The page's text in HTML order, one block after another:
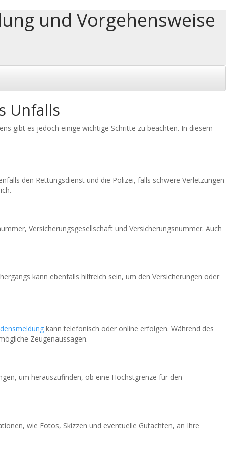
und Vorgehensweise
Unfalls
gibt es jedoch einige wichtige Schritte zu beachten. In diesem
den Rettungsdienst und die Polizei, falls schwere Verletzungen
Versicherungsgesellschaft und Versicherungsnummer. Auch
kann ebenfalls hilfreich sein, um den Versicherungen oder
kann telefonisch oder online erfolgen. Während des
Zeugenaussagen.
um herauszufinden, ob eine Höchstgrenze für den
wie Fotos, Skizzen und eventuelle Gutachten, an Ihre